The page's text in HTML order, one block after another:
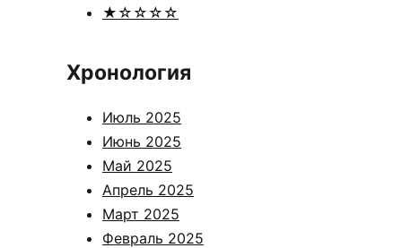
★☆☆☆☆
Хронология
Июль 2025
Июнь 2025
Май 2025
Апрель 2025
Март 2025
Февраль 2025